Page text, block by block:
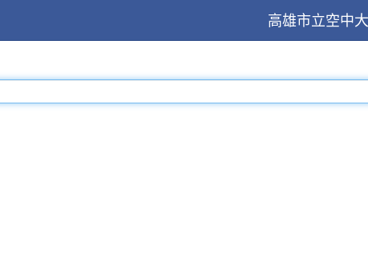
高雄市立空中